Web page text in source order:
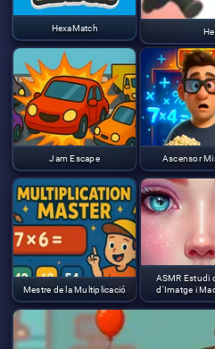
HexaMatch
Jam Escape Ascensor
Mestre de la Multiplicació
ASMR Estudi
d'Imatge i